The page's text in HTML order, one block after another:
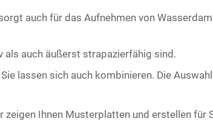
auch für das Aufnehmen von
auch äußerst strapazierfähig sind.
lassen sich auch kombinieren. Die
zeigen Ihnen Musterplatten und erstellen für